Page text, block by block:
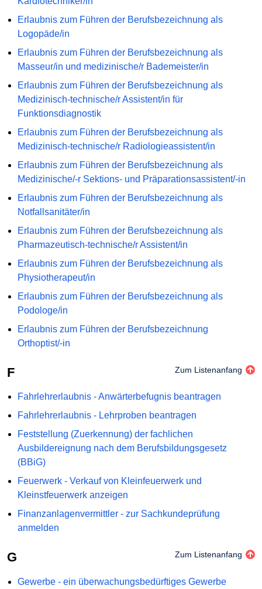
Erlaubnis zum Führen der Berufsbezeichnung als
Logopäde/in
Erlaubnis zum Führen der Berufsbezeichnung als
Masseur/in und medizinische/r Bademeister/in
Erlaubnis zum Führen der Berufsbezeichnung als
Medizinisch-technische/r Assistent/in für
Funktionsdiagnostik
Erlaubnis zum Führen der Berufsbezeichnung als
Medizinisch-technische/r Radiologieassistent/in
Erlaubnis zum Führen der Berufsbezeichnung als
Medizinische/-r Sektions- und Präparationsassistent/-in
Erlaubnis zum Führen der Berufsbezeichnung als
Notfallsanitäter/in
Erlaubnis zum Führen der Berufsbezeichnung als
Pharmazeutisch-technische/r Assistent/in
Erlaubnis zum Führen der Berufsbezeichnung als
Physiotherapeut/in
Erlaubnis zum Führen der Berufsbezeichnung als
Podologe/in
Erlaubnis zum Führen der Berufsbezeichnung
Orthoptist/-in
F Zum Listenanfang
Fahrlehrerlaubnis - Anwärterbefugnis beantragen
Fahrlehrerlaubnis - Lehrproben beantragen
Feststellung (Zuerkennung) der fachlichen
Ausbildereignung nach dem Berufsbildungsgesetz
(BBiG)
Feuerwerk - Verkauf von Kleinfeuerwerk und
Kleinstfeuerwerk anzeigen
Finanzanlagenvermittler - zur Sachkundeprüfung
anmelden
G Zum Listenanfang
Gewerbe - ein überwachungsbedürftiges Gewerbe